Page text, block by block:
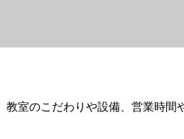
室のこだわりや設備、営業時間